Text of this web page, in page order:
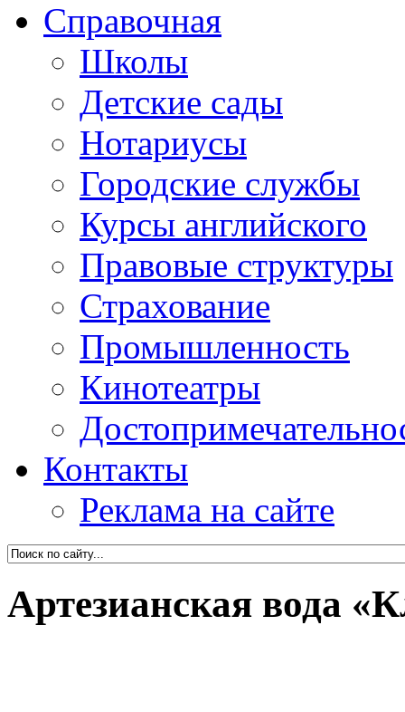
Справочная
Школы
Детские сады
Нотариусы
Городские службы
Курсы английского
Правовые структуры
Страхование
Промышленность
Кинотеатры
Контакты
Реклама на сайте
Артезианская вода